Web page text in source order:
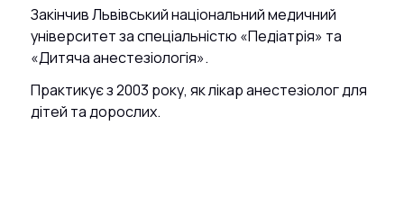
Закінчив Львівський національний медичний
університет за спеціальністю «Педіатрія» та
«Дитяча анестезіологія».
Практикує з 2003 року, як лікар анестезіолог для
дітей та дорослих.